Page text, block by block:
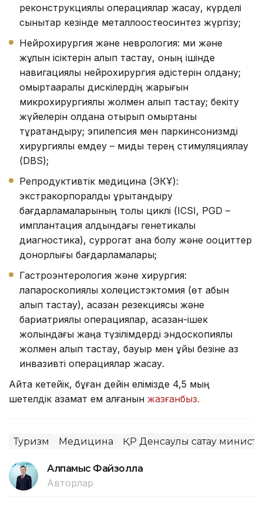
реконструкциялық операциялар жасау, күрделі
сынықтар кезінде металлоостеосинтез жүргізу;
Нейрохирургия және неврология: ми және
жұлын ісіктерін алып тастау, оның ішінде
навигациялық нейрохирургия әдістерін қолдану;
омыртқааралық дискілердің жарығын
микрохирургиялық жолмен алып тастау; бекіту
жүйелерін қолдана отырып омыртқаны
тұрақтандыру; эпилепсия мен паркинсонизмді
хирургиялық емдеу – миды терең стимуляциялау
(DBS);
Репродуктивтік медицина (ЭКҰ):
экстракорпоралдық ұрықтандыру
бағдарламаларының толық циклі (ICSI, PGD –
имплантация алдындағы генетикалық
диагностика), суррогат ана болу және ооциттер
донорлығы бағдарламалары;
Гастроэнтерология және хирургия:
лапароскопиялық холецистэктомия (өт қабын
алып тастау), асқазан резекциясы және
бариатриялық операциялар, асқазан-ішек
жолындағы жаңа түзілімдерді эндоскопиялық
жолмен алып тастау, бауыр мен ұйқы безіне аз
инвазивті операциялар жасау.
Айта кетейік, бұған дейін елімізде 4,5 мың
шетелдік азамат ем алғанын жазғанбыз.
Туризм Медицина ҚР Денсаулық сақтау
Алпамыс Файзолла
Авторлар